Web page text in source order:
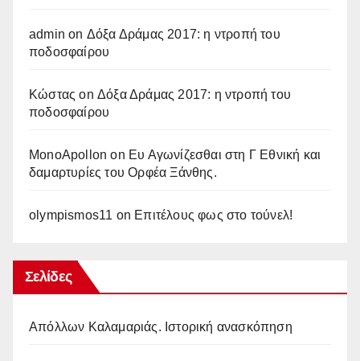
admin on Δόξα Δράμας 2017: η ντροπή του
ποδοσφαίρου
Κώστας onΔόξα Δράμας 2017: η ντροπή του
ποδοσφαίρου
MonoApollon on Ευ Αγωνίζεσθαι στη Γ Εθνική και
δαμαρτυρίες του Ορφέα Ξάνθης.
olympismos11 on Επιτέλους φως στο τούνελ!
Σελίδες
Απόλλων Καλαμαριάς. Iστορική ανασκόπηση